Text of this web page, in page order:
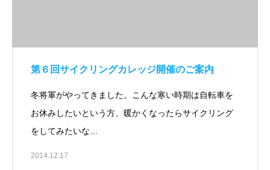
第６回サイクリングカレッジ開催のご案内
冬将軍がやってきました。こんな寒い時期は自転車を
お休みしたいという方、暖かくなったらサイクリング
をしてみたいな…
2014.12.17